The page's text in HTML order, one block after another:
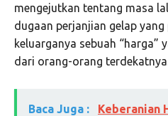
mengejutkan tentang masa
dugaan perjanjian gelap
keluarganya sebuah “harga”
dari orang-orang
Baca Juga :
Keberanian